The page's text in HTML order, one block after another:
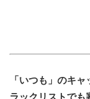
「いつも」のキ
ラックリストでも